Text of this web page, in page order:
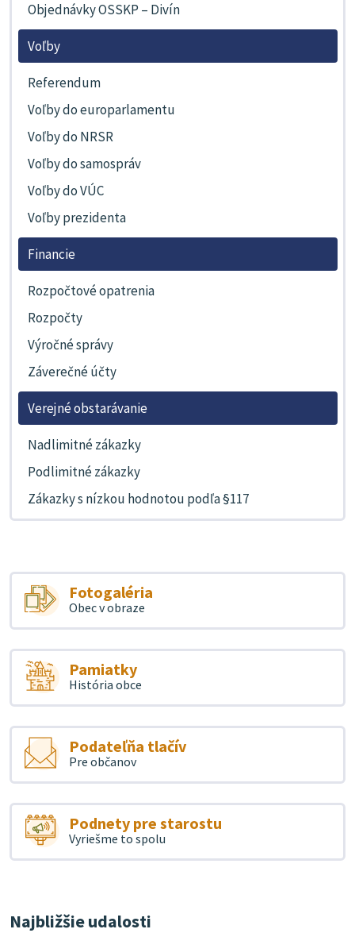
Objednávky OSSKP – Divín
Voľby
Referendum
Voľby do europarlamentu
Voľby do NRSR
Voľby do samospráv
Voľby do VÚC
Voľby prezidenta
Financie
Rozpočtové opatrenia
Rozpočty
Výročné správy
Záverečné účty
Verejné obstarávanie
Nadlimitné zákazky
Podlimitné zákazky
Zákazky s nízkou hodnotou podľa §117
Fotogaléria
Obec v obraze
Pamiatky
História obce
Podateľňa tlačív
Pre občanov
Podnety pre starostu
Vyriešme to spolu
Najbližšie udalosti